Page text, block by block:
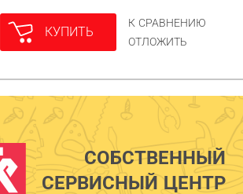
КУПИТЬ
К СРАВНЕНИЮ
ОТЛОЖИТЬ
СОБСТВЕННЫЙ
СЕРВИСНЫЙ ЦЕНТР